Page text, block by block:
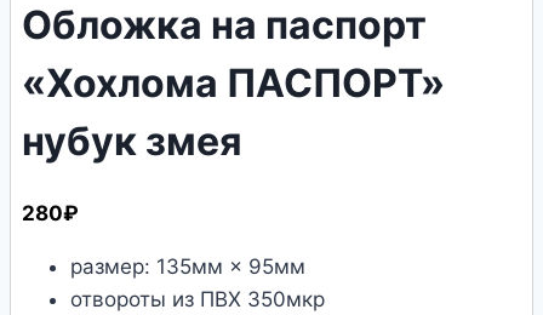
Обложка на паспорт
«Хохлома ПАСПОРТ»
нубук змея
280₽
размер: 135мм × 95мм
отвороты из ПВХ 350мкр